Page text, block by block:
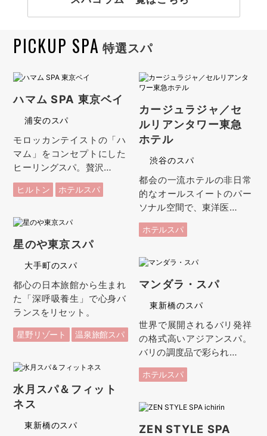
PICKUP SPA 特選スパ
ハマム SPA 東京ベイ
浦安のスパ
モロッカンテイストの「ハ
マム」をコンセプトにした
ヒーリングスパ。贅沢…
ヒルトン ホテルスパ
カージュラジャ／セ
ルリアンタワー東急
ホテル
渋谷のスパ
都会の一流ホテルの非日常
的なオールスイートのパー
ソナル空間で、東洋医…
ホテルスパ
星のや東京スパ
大手町のスパ
都心の日本旅館から生まれ
た「深呼吸養生」で心身バ
ランスをリセット。
星野リゾート 温泉旅館スパ
マンダラ・スパ
東新橋のスパ
世界で展開されるバリ発祥
の格式高いアジアンスパ。
バリの調度品で彩られ…
ホテルスパ
水月スパ＆フィット
ネス
東新橋のスパ
ZEN STYLE SPA